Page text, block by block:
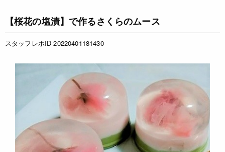
【桜花の塩漬】で作るさくらのムース
スタッフレポID 20220401181430